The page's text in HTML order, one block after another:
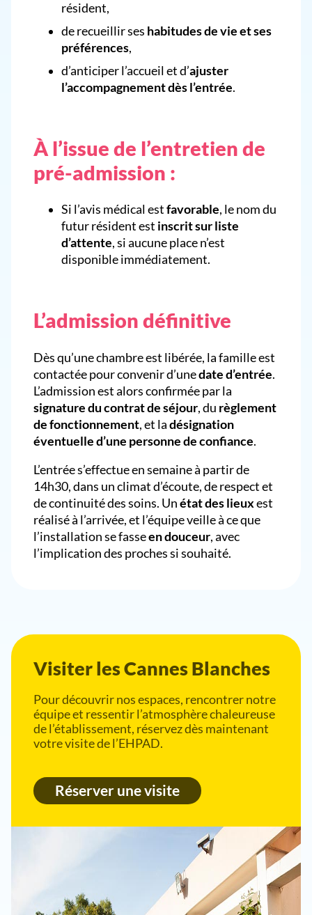
résident,
de recueillir ses habitudes de vie et ses
préférences,
d’anticiper l’accueil et d’ajuster
l’accompagnement dès l’entrée.
À l’issue de l’entretien de
pré-admission :
Si l’avis médical estfavorable, le nom du
futur résident est inscrit sur liste
d’attente, si aucune place n’est
disponible immédiatement.
L’admission définitive
Dès qu’une chambre est libérée, la famille est
contactée pour convenir d’unedate d’entrée.
L’admission est alors confirmée par la
signature du contrat de séjour, du règlement
de fonctionnement, et ladésignation
éventuelle d’une personne de confiance.
L’entrée s’effectue en semaine à partir de
14h30, dans un climat d’écoute, de respect et
de continuité des soins. Unétat des lieuxest
réalisé à l’arrivée, et l’équipe veille à ce que
l’installation se fasseen douceur, avec
l’implication des proches si souhaité.
Visiter les Cannes Blanches
Pour découvrir nos espaces, rencontrer notre
équipe et ressentir l’atmosphère chaleureuse
de l’établissement, réservez dès maintenant
votre visite de l’EHPAD.
Réserver une visite